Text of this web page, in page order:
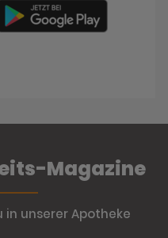
Magazine
in unserer Apotheke